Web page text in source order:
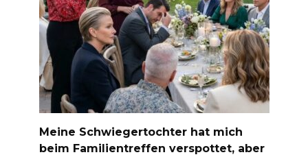
Meine Schwiegertochter hat mich
beim Familientreffen verspottet, aber